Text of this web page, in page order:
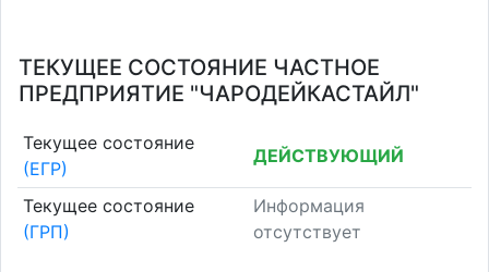
ТЕКУЩЕЕ СОСТОЯНИЕ ЧАСТНОЕ
ПРЕДПРИЯТИЕ "ЧАРОДЕЙКАСТАЙЛ"
Текущее состояние
(ЕГР)
ДЕЙСТВУЮЩИЙ
Текущее состояние
(ГРП)
Информация
отсутствует